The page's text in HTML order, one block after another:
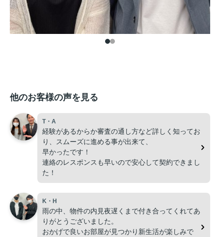
他のお客様の声を見る
T・A
経験があるからか審査の通し方など詳しく知ってお
り、スムーズに進める事が出来て、
早かったです！
連絡のレスポンスも早いので安心して契約できまし
た！
K・H
雨の中、物件の内見夜遅くまで付き合ってくれてあ
りがとうございました。
おかげで良いお部屋が見つかり新生活が楽しみで